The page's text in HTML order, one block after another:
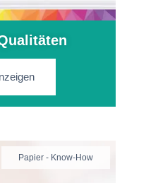
Papier - Know-How